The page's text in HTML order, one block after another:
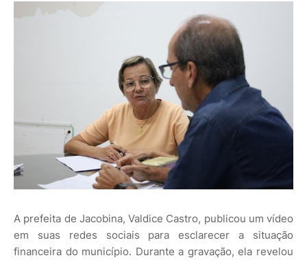
A prefeita de Jacobina, Valdice Castro, publicou um vídeo
em suas redes sociais para esclarecer a situação
financeira do município. Durante a gravação, ela revelou